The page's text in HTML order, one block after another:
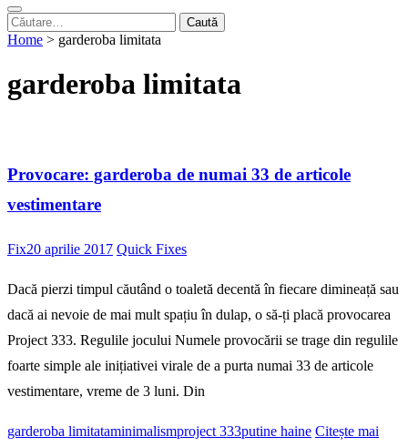
Caută
după:
Home > garderoba limitata
garderoba limitata
Provocare: garderoba de numai 33 de articole
vestimentare
Fix20 aprilie 2017 Quick Fixes
Dacă pierzi timpul căutând o toaletă decentă în fiecare dimineață sau
dacă ai nevoie de mai mult spațiu în dulap, o să-ți placă provocarea
Project 333. Regulile jocului Numele provocării se trage din regulile
foarte simple ale inițiativei virale de a purta numai 33 de articole
vestimentare, vreme de 3 luni. Din
garderoba limitataminimalismproject 333putine haine Citește mai